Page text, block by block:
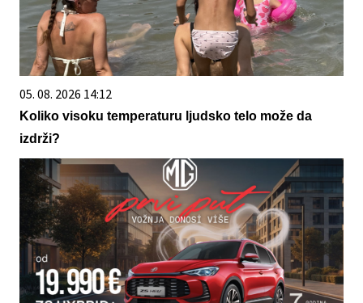
05. 08. 2026 14:12
Koliko visoku temperaturu ljudsko telo može da
izdrži?